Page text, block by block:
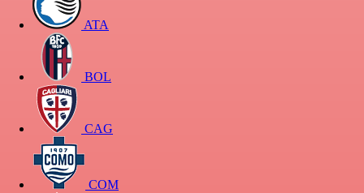
ATA
BOL
CAG
COM